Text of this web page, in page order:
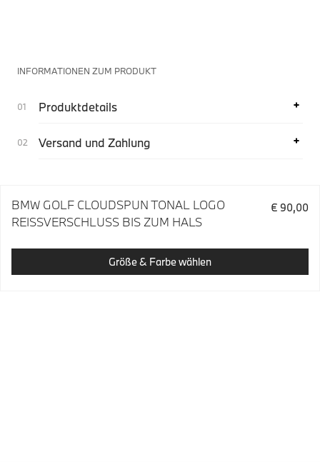
INFORMATIONEN ZUM PRODUKT
Produktdetails
Versand und Zahlung
BMW GOLF CLOUDSPUN TONAL LOGO
REISSVERSCHLUSS BIS ZUM HALS
€ 90,00
Größe & Farbe wählen